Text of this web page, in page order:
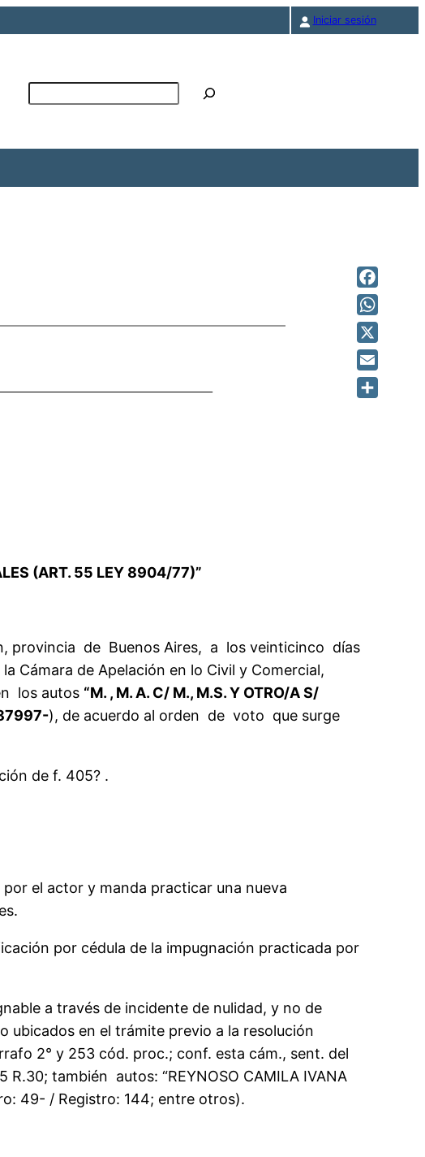
Iniciar sesión
(ART. 55 LEY 8904/77)”
de Buenos Aires, a los veinticinco días
Cámara de Apelación en lo Civil y Comercial,
los autos “M. , M. A. C/ M., M.S. Y OTRO/A S/
), de acuerdo al orden de voto que surge
de f. 405? .
el actor y manda practicar una nueva
por cédula de la impugnación practicada por
a través de incidente de nulidad, y no de
ubicados en el trámite previo a la resolución
2° y 253 cód. proc.; conf. esta cám., sent. del
R.30; también autos: “REYNOSO CAMILA IVANA
49- / Registro: 144; entre otros).
Facebook
X
Email